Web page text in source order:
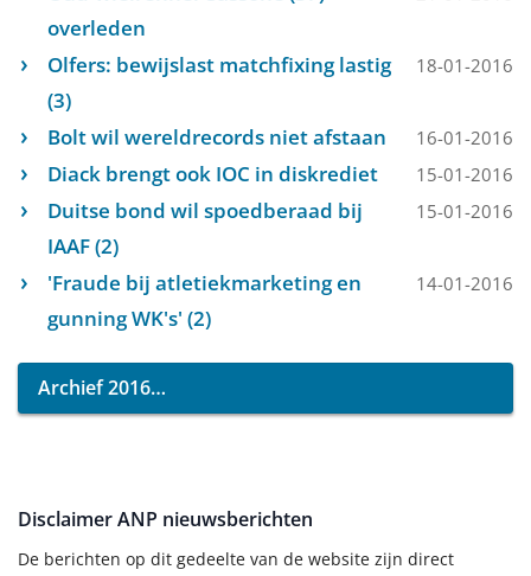
overleden
Olfers: bewijslast matchfixing lastig
(3)
18-01-2016
Bolt wil wereldrecords niet afstaan 16-01-2016
Diack brengt ook IOC in diskrediet 15-01-2016
Duitse bond wil spoedberaad bij
IAAF (2)
15-01-2016
'Fraude bij atletiekmarketing en
gunning WK's' (2)
14-01-2016
Archief 2016
Disclaimer ANP nieuwsberichten
De berichten op dit gedeelte van de website zijn direct